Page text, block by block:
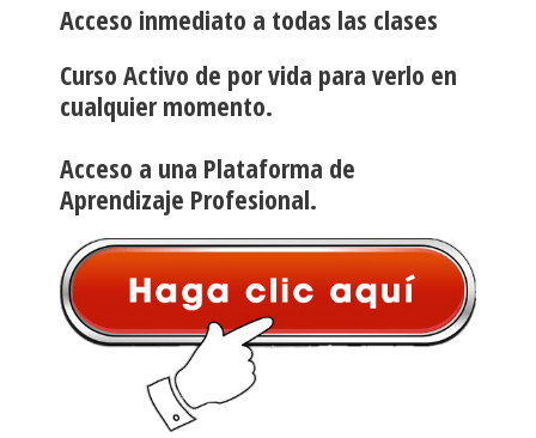
Acceso inmediato a todas las clases
Curso Activo de por vida para verlo en
cualquier momento.
Acceso a una Plataforma de
Aprendizaje Profesional.